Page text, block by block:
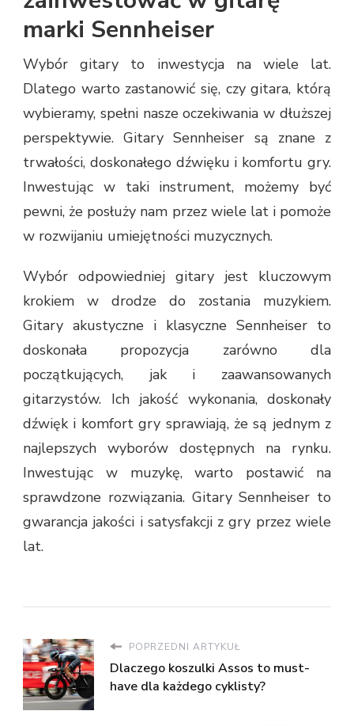
marki Sennheiser
Wybór gitary to inwestycja na wiele lat.
Dlatego warto zastanowić się, czy gitara, którą
wybieramy, spełni nasze oczekiwania w dłuższej
perspektywie. Gitary Sennheiser są znane z
trwałości, doskonałego dźwięku i komfortu gry.
Inwestując w taki instrument, możemy być
pewni, że posłuży nam przez wiele lat i pomoże
w rozwijaniu umiejętności muzycznych.
Wybór odpowiedniej gitary jest kluczowym
krokiem w drodze do zostania muzykiem.
Gitary akustyczne i klasyczne Sennheiser to
doskonała propozycja zarówno dla
początkujących, jak i zaawansowanych
gitarzystów. Ich jakość wykonania, doskonały
dźwięk i komfort gry sprawiają, że są jednym z
najlepszych wyborów dostępnych na rynku.
Inwestując w muzykę, warto postawić na
sprawdzone rozwiązania. Gitary Sennheiser to
gwarancja jakości i satysfakcji z gry przez wiele
lat.
POPRZEDNI ARTYKUŁ
Dlaczego koszulki Assos to must-
have dla każdego cyklisty?